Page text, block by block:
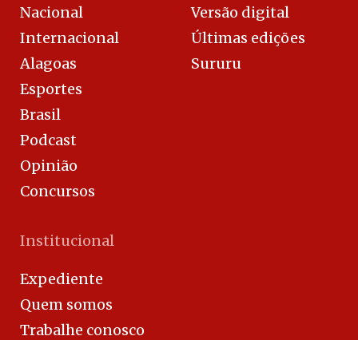
Nacional
Internacional
Alagoas
Esportes
Brasil
Podcast
Opinião
Concursos
Versão digital
Últimas edições
Sururu
Institucional
Expediente
Quem somos
Trabalhe conosco